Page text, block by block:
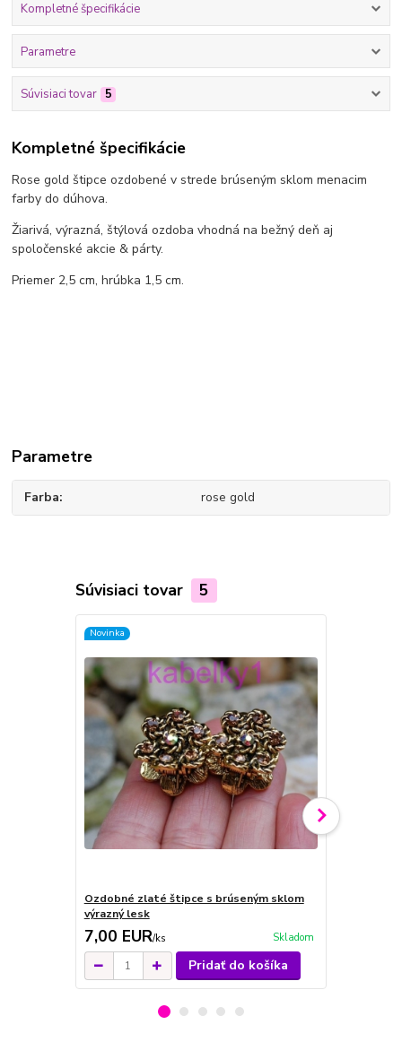
Kompletné špecifikácie
Parametre
Súvisiaci tovar 5
Kompletné špecifikácie
Rose gold štipce ozdobené v strede brúseným sklom menacim
farby do dúhova.
Žiarivá, výrazná, štýlová ozdoba vhodná na bežný deň aj
spoločenské akcie & párty.
Priemer 2,5 cm, hrúbka 1,5 cm.
Parametre
Farba rose gold
Súvisiaci tovar 5
Novinka
Ozdobné zlaté štipce s brúseným sklom
výrazný lesk
7,00 EUR/ks Skladom
Pridať do košíka